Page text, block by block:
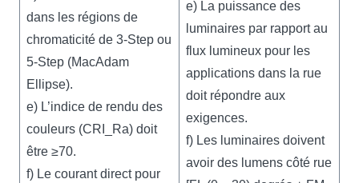
dans les régions de
chromaticité de 3-Step ou
5-Step (MacAdam
Ellipse).
e) L’indice de rendu des
couleurs (CRI_Ra) doit
être ≥70.
f) Le courant direct pour
e) La puissance des
luminaires par rapport au
flux lumineux pour les
applications dans la rue
doit répondre aux
exigences.
f) Les luminaires doivent
avoir des lumens côté rue